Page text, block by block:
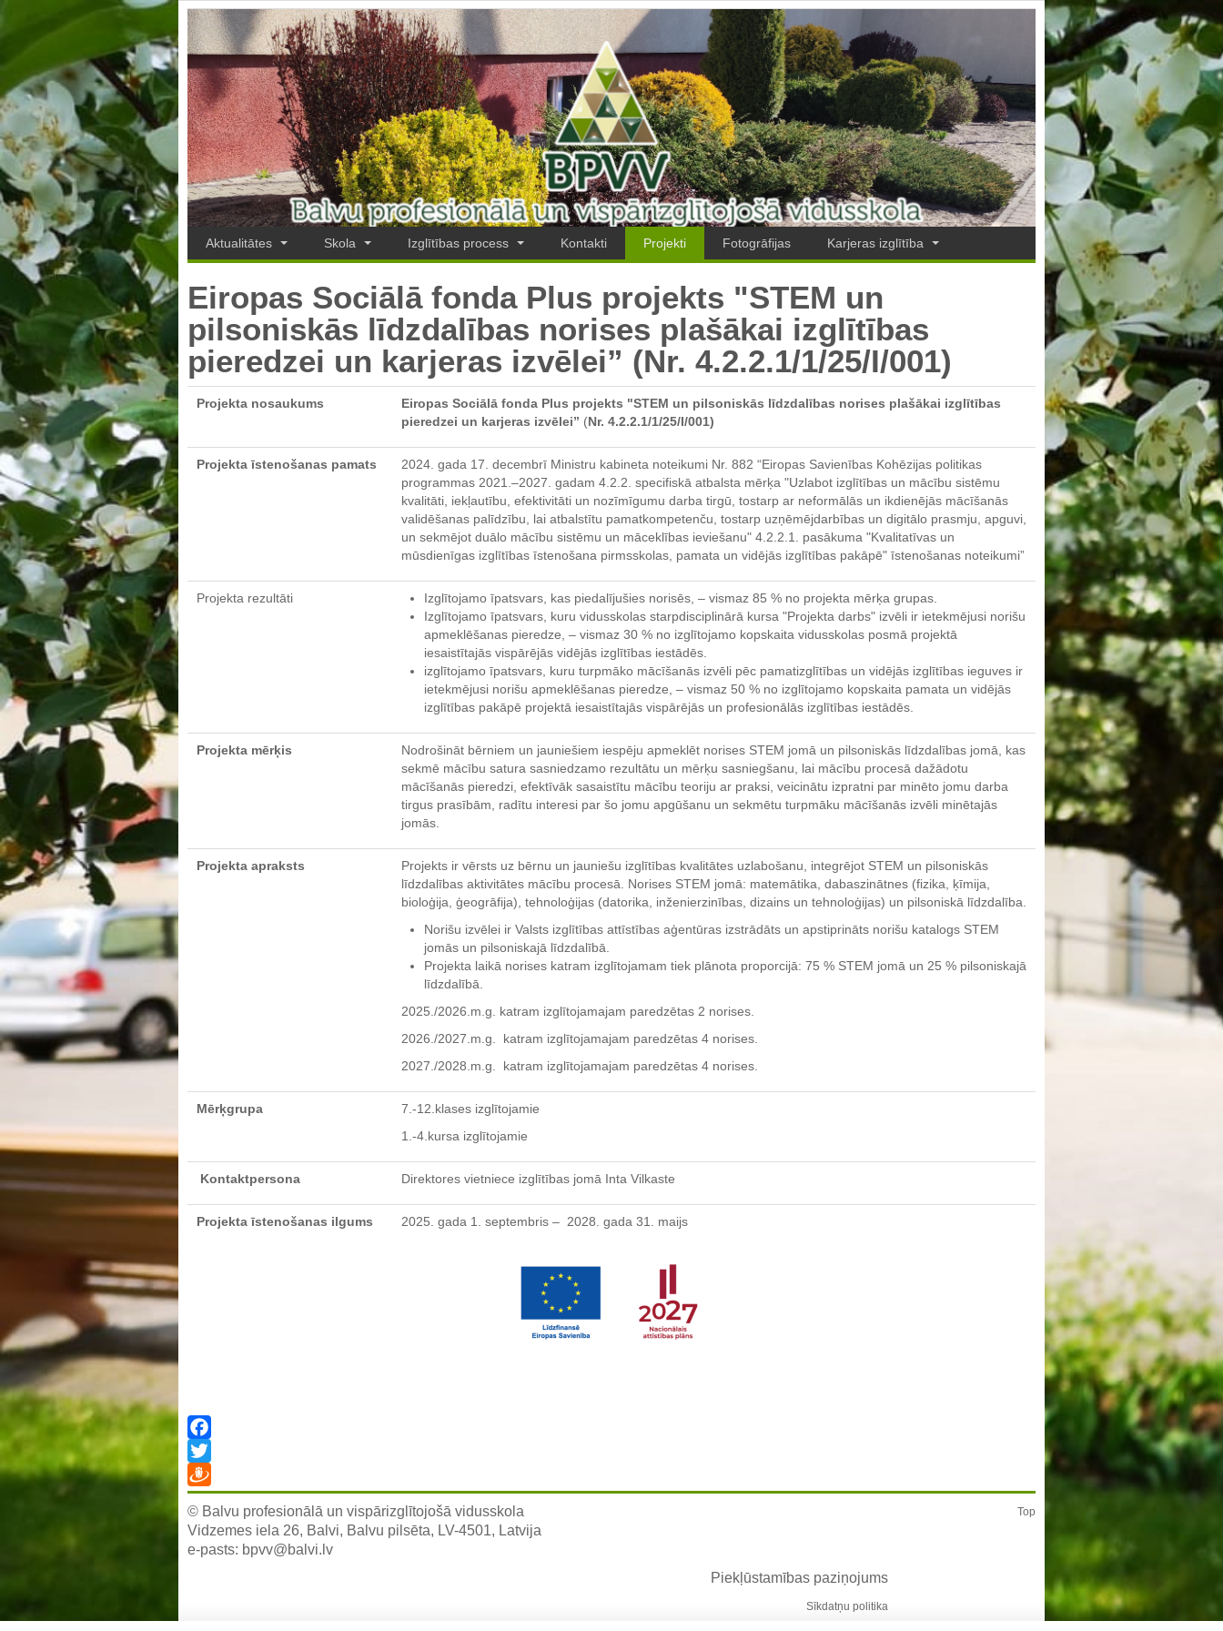
Aktualitātes Skola Izglītības process Kontakti Projekti Fotogrāfijas Karjeras izglītība
Eiropas Sociālā fonda Plus projekts "STEM un
pilsoniskās līdzdalības norises plašākai izglītības
pieredzei un karjeras izvēlei” (Nr. 4.2.2.1/1/25/I/001)
Projekta nosaukums
Eiropas Sociālā fonda Plus projekts "STEM un pilsoniskās līdzdalības norises plašākai izglītības
pieredzei un karjeras izvēlei” (Nr. 4.2.2.1/1/25/I/001)
Projekta īstenošanas pamats
2024. gada 17. decembrī Ministru kabineta noteikumi Nr. 882 “Eiropas Savienības Kohēzijas politikas
programmas 2021.–2027. gadam 4.2.2. specifiskā atbalsta mērķa "Uzlabot izglītības un mācību sistēmu
kvalitāti, iekļautību, efektivitāti un nozīmīgumu darba tirgū, tostarp ar neformālās un ikdienējās mācīšanās
validēšanas palīdzību, lai atbalstītu pamatkompetenču, tostarp uzņēmējdarbības un digitālo prasmju, apguvi,
un sekmējot duālo mācību sistēmu un māceklības ieviešanu" 4.2.2.1. pasākuma "Kvalitatīvas un
mūsdienīgas izglītības īstenošana pirmsskolas, pamata un vidējās izglītības pakāpē" īstenošanas noteikumi”
Projekta rezultāti
Izglītojamo īpatsvars, kas piedalījušies norisēs, – vismaz 85 % no projekta mērķa grupas.
Izglītojamo īpatsvars, kuru vidusskolas starpdisciplinārā kursa "Projekta darbs" izvēli ir ietekmējusi norišu
apmeklēšanas pieredze, – vismaz 30 % no izglītojamo kopskaita vidusskolas posmā projektā
iesaistītajās vispārējās vidējās izglītības iestādēs.
izglītojamo īpatsvars, kuru turpmāko mācīšanās izvēli pēc pamatizglītības un vidējās izglītības ieguves ir
ietekmējusi norišu apmeklēšanas pieredze, – vismaz 50 % no izglītojamo kopskaita pamata un vidējās
izglītības pakāpē projektā iesaistītajās vispārējās un profesionālās izglītības iestādēs.
Projekta mērķis
Nodrošināt bērniem un jauniešiem iespēju apmeklēt norises STEM jomā un pilsoniskās līdzdalības jomā, kas
sekmē mācību satura sasniedzamo rezultātu un mērķu sasniegšanu, lai mācību procesā dažādotu
mācīšanās pieredzi, efektīvāk sasaistītu mācību teoriju ar praksi, veicinātu izpratni par minēto jomu darba
tirgus prasībām, radītu interesi par šo jomu apgūšanu un sekmētu turpmāku mācīšanās izvēli minētajās
jomās.
Projekta apraksts
Projekts ir vērsts uz bērnu un jauniešu izglītības kvalitātes uzlabošanu, integrējot STEM un pilsoniskās
līdzdalības aktivitātes mācību procesā. Norises STEM jomā: matemātika, dabaszinātnes (fizika, ķīmija,
bioloģija, ģeogrāfija), tehnoloģijas (datorika, inženierzinības, dizains un tehnoloģijas) un pilsoniskā līdzdalība.
Norišu izvēlei ir Valsts izglītības attīstības aģentūras izstrādāts un apstiprināts norišu katalogs STEM
jomās un pilsoniskajā līdzdalībā.
Projekta laikā norises katram izglītojamam tiek plānota proporcijā: 75 % STEM jomā un 25 % pilsoniskajā
līdzdalībā.
2025./2026.m.g. katram izglītojamajam paredzētas 2 norises.
2026./2027.m.g. katram izglītojamajam paredzētas 4 norises.
2027./2028.m.g. katram izglītojamajam paredzētas 4 norises.
Mērķgrupa
7.-12.klases izglītojamie
1.-4.kursa izglītojamie
Kontaktpersona Direktores vietniece izglītības jomā Inta Vilkaste
Projekta īstenošanas ilgums 2025. gada 1. septembris – 2028. gada 31. maijs
Facebook
Twitter
Draugiem
© Balvu profesionālā un vispārizglītojošā vidusskola
Vidzemes iela 26, Balvi, Balvu pilsēta, LV-4501, Latvija
e-pasts: bpvv@balvi.lv
Piekļūstamības paziņojums
Sīkdatņu politika
Top